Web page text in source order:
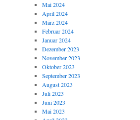
Mai 2024
April 2024
März 2024
Februar 2024
Januar 2024
Dezember 2023
November 2023
Oktober 2023
September 2023
August 2023
Juli 2023
Juni 2023
Mai 2023